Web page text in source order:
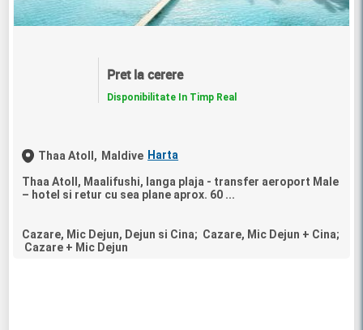
Pret la cerere
Disponibilitate In Timp Real
Thaa Atoll, Maldive Harta
Thaa Atoll, Maalifushi, langa plaja - transfer aeroport Male
– hotel si retur cu sea plane aprox. 60 ...
Cazare, Mic Dejun, Dejun si Cina; Cazare, Mic Dejun + Cina;
Cazare + Mic Dejun